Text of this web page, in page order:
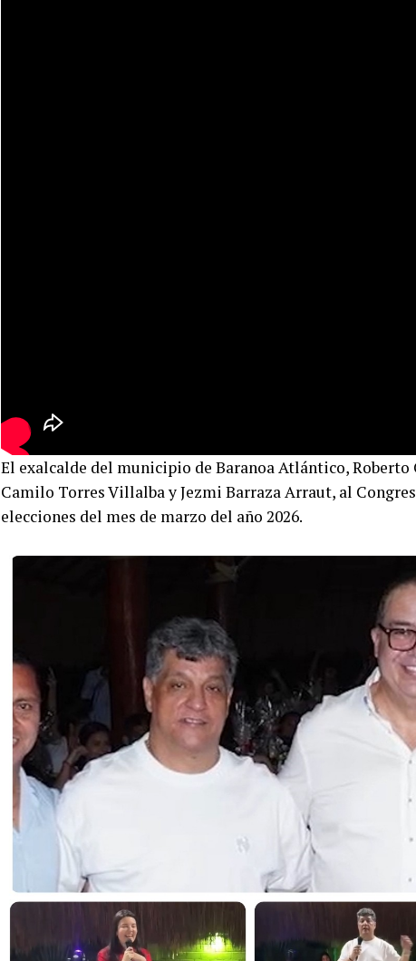
El exalcalde del municipio de Baranoa Atlántico, Roberto
Camilo Torres Villalba y Jezmi Barraza Arraut, al
elecciones del mes de marzo del año 2026.